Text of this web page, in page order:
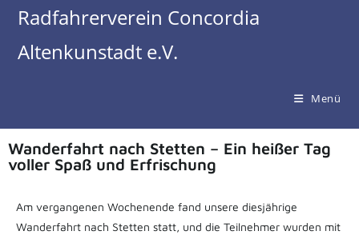
Radfahrerverein Concordia
Altenkunstadt e.V.
Menü
Wanderfahrt nach Stetten – Ein heißer Tag
voller Spaß und Erfrischung
Am vergangenen Wochenende fand unsere diesjährige
Wanderfahrt nach Stetten statt, und die Teilnehmer wurden mit